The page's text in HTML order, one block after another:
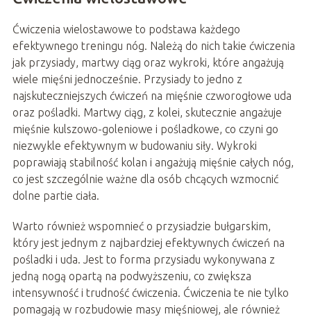
Ćwiczenia wielostawowe to podstawa każdego
efektywnego treningu nóg. Należą do nich takie ćwiczenia
jak przysiady, martwy ciąg oraz wykroki, które angażują
wiele mięśni jednocześnie. Przysiady to jedno z
najskuteczniejszych ćwiczeń na mięśnie czworogłowe uda
oraz pośladki. Martwy ciąg, z kolei, skutecznie angażuje
mięśnie kulszowo-goleniowe i pośladkowe, co czyni go
niezwykle efektywnym w budowaniu siły. Wykroki
poprawiają stabilność kolan i angażują mięśnie całych nóg,
co jest szczególnie ważne dla osób chcących wzmocnić
dolne partie ciała.
Warto również wspomnieć o przysiadzie bułgarskim,
który jest jednym z najbardziej efektywnych ćwiczeń na
pośladki i uda. Jest to forma przysiadu wykonywana z
jedną nogą opartą na podwyższeniu, co zwiększa
intensywność i trudność ćwiczenia. Ćwiczenia te nie tylko
pomagają w rozbudowie masy mięśniowej, ale również